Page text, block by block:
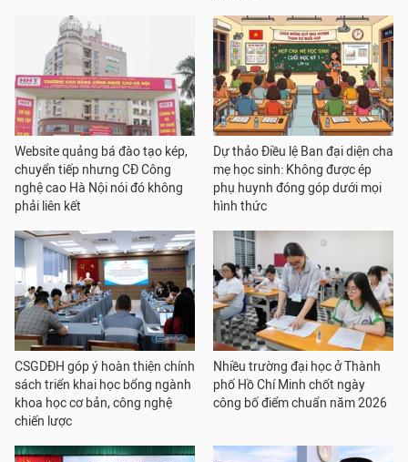
Website quảng bá đào tạo kép,
chuyển tiếp nhưng CĐ Công
nghệ cao Hà Nội nói đó không
phải liên kết
Dự thảo Điều lệ Ban đại diện cha
mẹ học sinh: Không được ép
phụ huynh đóng góp dưới mọi
hình thức
CSGDĐH góp ý hoàn thiện chính
sách triển khai học bổng ngành
khoa học cơ bản, công nghệ
chiến lược
Nhiều trường đại học ở Thành
phố Hồ Chí Minh chốt ngày
công bố điểm chuẩn năm 2026